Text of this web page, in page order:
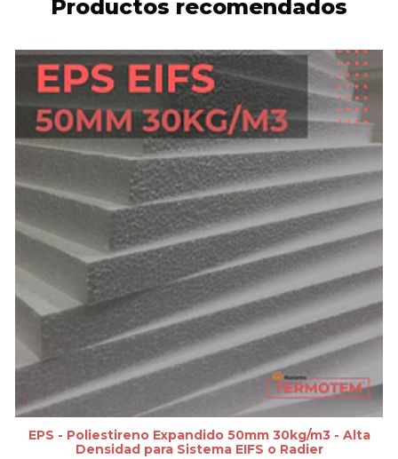
Productos recomendados
EPS - Poliestireno Expandido 50mm 30kg/m3 - Alta
Densidad para Sistema EIFS o Radier